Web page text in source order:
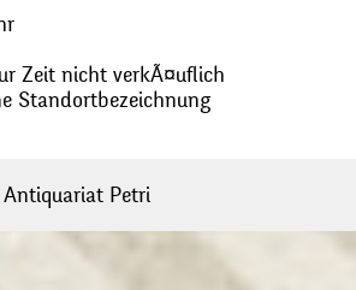
Zeit nicht verkÃ¤uflich
Standortbezeichnung
Petri